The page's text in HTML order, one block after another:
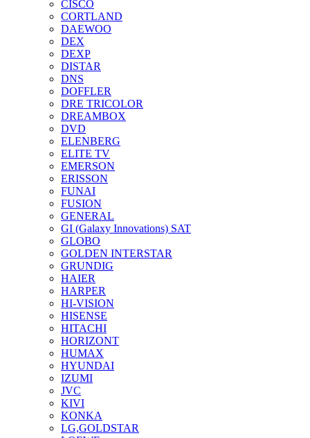
CISCO
CORTLAND
DAEWOO
DEX
DEXP
DISTAR
DNS
DOFFLER
DRE TRICOLOR
DREAMBOX
DVD
ELENBERG
ELITE TV
EMERSON
ERISSON
FUNAI
FUSION
GENERAL
GI (Galaxy Innovations) SAT
GLOBO
GOLDEN INTERSTAR
GRUNDIG
HAIER
HARPER
HI-VISION
HISENSE
HITACHI
HORIZONT
HUMAX
HYUNDAI
IZUMI
JVC
KIVI
KONKA
LG,GOLDSTAR